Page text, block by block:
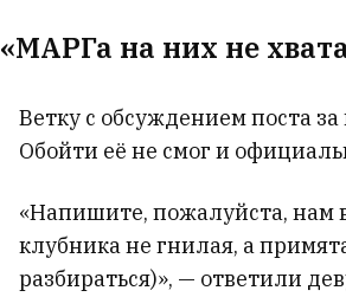
«МАРГа на них не
Ветку с обсуждением поста
Обойти её не смог и
«Напишите, пожалуйста, нам
клубника не гнилая, а
разбираться)», — ответили